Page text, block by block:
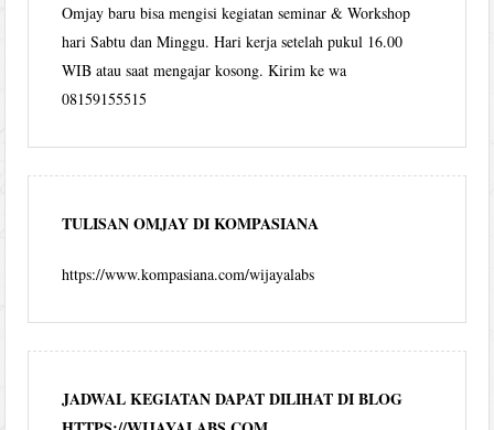
Omjay baru bisa mengisi kegiatan seminar & Workshop
hari Sabtu dan Minggu. Hari kerja setelah pukul 16.00
WIB atau saat mengajar kosong. Kirim ke wa
08159155515
TULISAN OMJAY DI KOMPASIANA
https://www.kompasiana.com/wijayalabs
JADWAL KEGIATAN DAPAT DILIHAT DI BLOG